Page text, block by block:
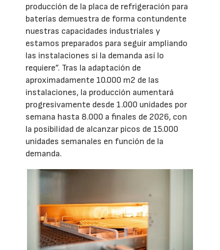
producción de la placa de refrigeración para
baterías demuestra de forma contundente
nuestras capacidades industriales y
estamos preparados para seguir ampliando
las instalaciones si la demanda así lo
requiere”. Tras la adaptación de
aproximadamente 10.000 m2 de las
instalaciones, la producción aumentará
progresivamente desde 1.000 unidades por
semana hasta 8.000 a finales de 2026, con
la posibilidad de alcanzar picos de 15.000
unidades semanales en función de la
demanda.